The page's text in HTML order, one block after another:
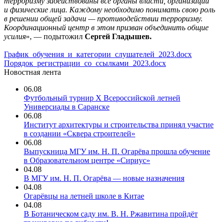
и физические лица. Каждому необходимо понимать свою роль
в решении общей задачи — противодействии терроризму.
Координационный центр в этом призван объединить общие
усилия», — подытожил Сергей Гладышев.
График_обучения_и_категории_слушателей_2023.docx
Порядок_регистрации_со_ссылками_2023.docx
Новостная лента
06.08
Футбольный турнир X Всероссийской летней
Универсиады в Саранске
06.08
Институт архитектуры и строительства принял участие
в создании «Сквера строителей»
06.08
Выпускница МГУ им. Н. П. Огарёва прошла обучение
в Образовательном центре «Сириус»
04.08
В МГУ им. Н. П. Огарёва — новые назначения
04.08
Огарёвцы на летней школе в Китае
04.08
В Ботаническом саду им. В. Н. Ржавитина пройдёт